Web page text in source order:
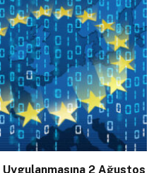
Uygulanmasına 2 Ağustos